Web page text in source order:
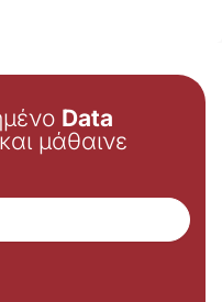
Data
και μάθαινε